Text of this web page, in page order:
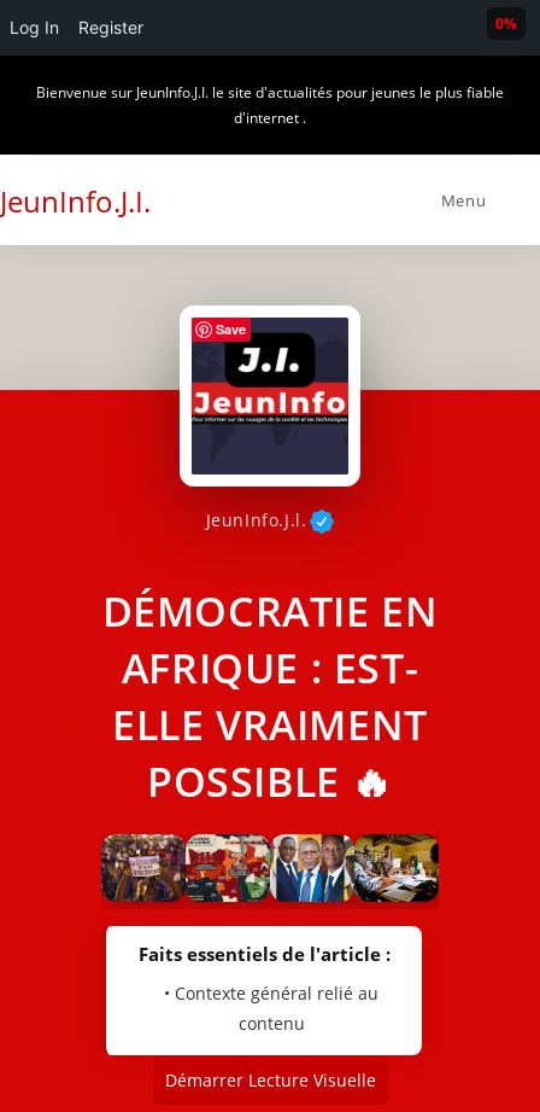
Log In Register
Bienvenue sur JeunInfo.J.I. le site d'actualités pour jeunes le plus fiable
d'internet .
JeunInfo.J.I. Menu
JeunInfo.J.l.
DÉMOCRATIE EN
AFRIQUE : EST-
ELLE VRAIMENT
POSSIBLE 🔥
Faits essentiels de l'article :
• Contexte général relié au
contenu
Démarrer Lecture Visuelle
0%
Save